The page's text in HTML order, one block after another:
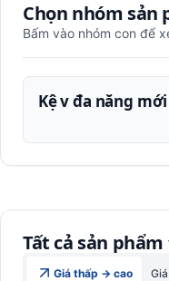
Kệ trọng tải nặng
Kệ V đa năng lắp ráp
Kệ siêu thị trưng bày
Kiểm soát Barrier
Chọn nhóm sản
Bấm vào nhóm con để
Kệ v đa năng mới
Tất cả sản
Giá thấp → cao